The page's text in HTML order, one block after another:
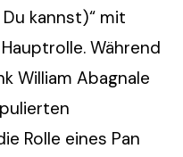
kannst)“ mit
Während
William Abagnale
Rolle eines Pan